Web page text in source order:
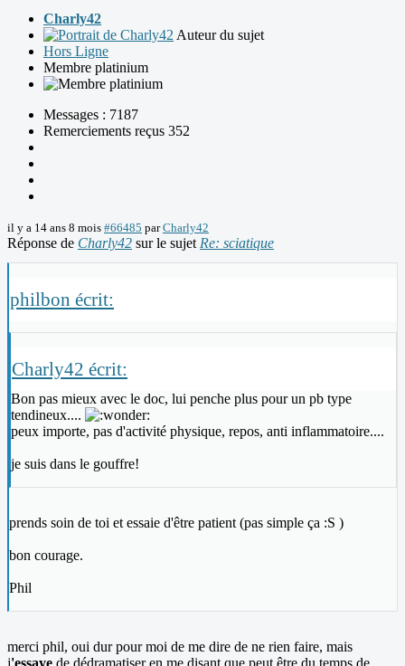
Charly42
Auteur du sujet
Hors Ligne
Membre platinium
Messages : 7187
Remerciements reçus 352
il y a 14 ans 8 mois #66485 parCharly42
Réponse de Charly42 sur le sujet Re: sciatique
philbon écrit:
Charly42 écrit:
Bon pas mieux avec le doc, lui penche plus pour un pb type
tendineux....
peux importe, pas d'activité physique, repos, anti inflammatoire....
je suis dans le gouffre!
prends soin de toi et essaie d'être patient (pas simple ça :S )
bon courage.
Phil
merci phil, oui dur pour moi de me dire de ne rien faire, mais